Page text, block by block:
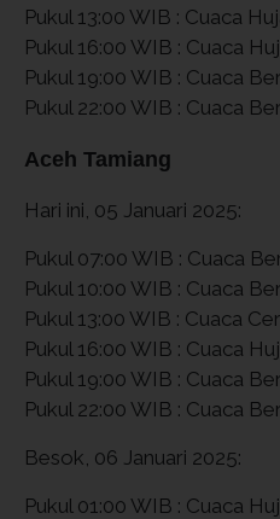
Pukul 13:00 WIB : Cuaca
Pukul 16:00 WIB : Cuaca
Pukul 19:00 WIB : Cuaca
Pukul 22:00 WIB : Cuaca
Aceh Tamiang
Hari ini, 05 Januari 2025:
Pukul 07:00 WIB : Cuaca
Pukul 10:00 WIB : Cuaca
Pukul 13:00 WIB : Cuaca
Pukul 16:00 WIB : Cuaca
Pukul 19:00 WIB : Cuaca
Pukul 22:00 WIB : Cuaca
Besok, 06 Januari 2025:
Pukul 01:00 WIB : Cuaca